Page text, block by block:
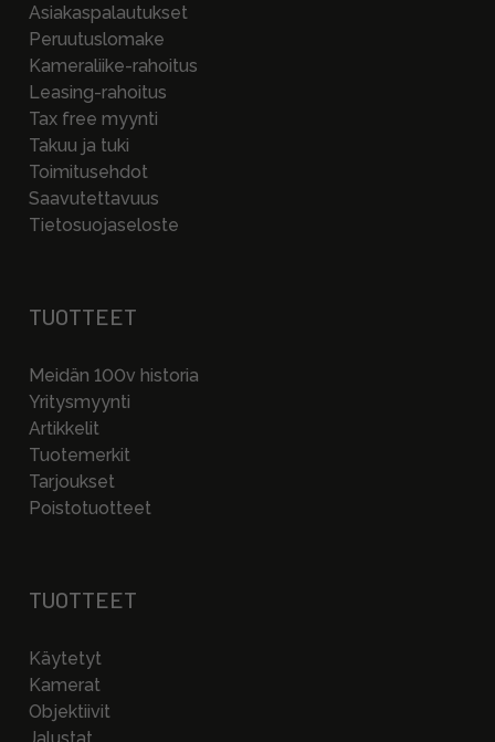
Asiakaspalautukset
Peruutuslomake
Kameraliike-rahoitus
Leasing-rahoitus
Tax free myynti
Takuu ja tuki
Toimitusehdot
Saavutettavuus
Tietosuojaseloste
TUOTTEET
Meidän 100v historia
Yritysmyynti
Artikkelit
Tuotemerkit
Tarjoukset
Poistotuotteet
TUOTTEET
Käytetyt
Kamerat
Objektiivit